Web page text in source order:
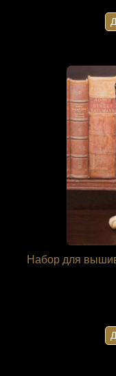
Набор для